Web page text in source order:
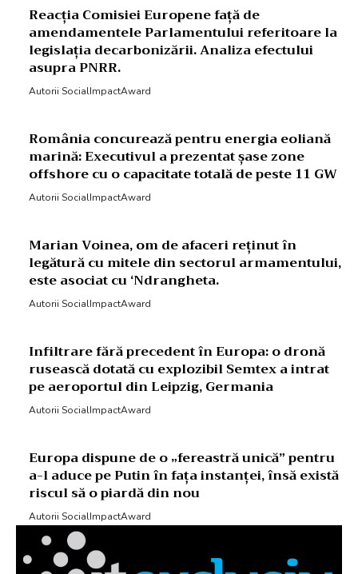
Reacția Comisiei Europene față de
amendamentele Parlamentului referitoare la
legislația decarbonizării. Analiza efectului
asupra PNRR.
Autorii SocialImpactAward
România concurează pentru energia eoliană
marină: Executivul a prezentat șase zone
offshore cu o capacitate totală de peste 11 GW
Autorii SocialImpactAward
Marian Voinea, om de afaceri reținut în
legătură cu mitele din sectorul armamentului,
este asociat cu ‘Ndrangheta.
Autorii SocialImpactAward
Infiltrare fără precedent în Europa: o dronă
rusească dotată cu explozibil Semtex a intrat
pe aeroportul din Leipzig, Germania
Autorii SocialImpactAward
Europa dispune de o „fereastră unică” pentru
a-l aduce pe Putin în fața instanței, însă există
riscul să o piardă din nou
Autorii SocialImpactAward